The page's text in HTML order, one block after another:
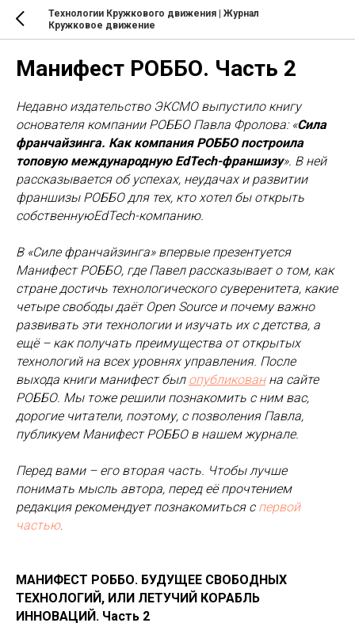
Технологии Кружкового движения | Журнал
Кружковое движение
Манифест РОББО. Часть 2
Недавно издательство ЭКСМО выпустило книгу
основателя компании РОББО Павла Фролова: «Сила
франчайзинга. Как компания РОББО построила
топовую международную EdTech-франшизу». В ней
рассказывается об успехах, неудачах и развитии
франшизы РОББО для тех, кто хотел бы открыть
собственнуюEdTech-компанию.
В «Силе франчайзинга» впервые презентуется
Манифест РОББО, где Павел рассказывает о том, как
стране достичь технологического суверенитета, какие
четыре свободы даёт Open Source и почему важно
развивать эти технологии и изучать их с детства, а
ещё – как получать преимущества от открытых
технологий на всех уровнях управления. После
выхода книги манифест был опубликованна сайте
РОББО. Мы тоже решили познакомить с ним вас,
дорогие читатели, поэтому, с позволения Павла,
публикуем Манифест РОББО в нашем журнале.
Перед вами – его вторая часть. Чтобы лучше
понимать мысль автора, перед её прочтением
редакция рекомендует познакомиться с первой
частью.
МАНИФЕСТ РОББО. БУДУЩЕЕ СВОБОДНЫХ
ТЕХНОЛОГИЙ, ИЛИ ЛЕТУЧИЙ КОРАБЛЬ
ИННОВАЦИЙ. Часть 2